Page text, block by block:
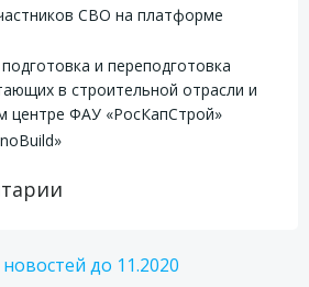
СВО на платформе
и переподготовка
в строительной отрасли и
центре ФАУ «РосКапСтрой»
до 11.2020